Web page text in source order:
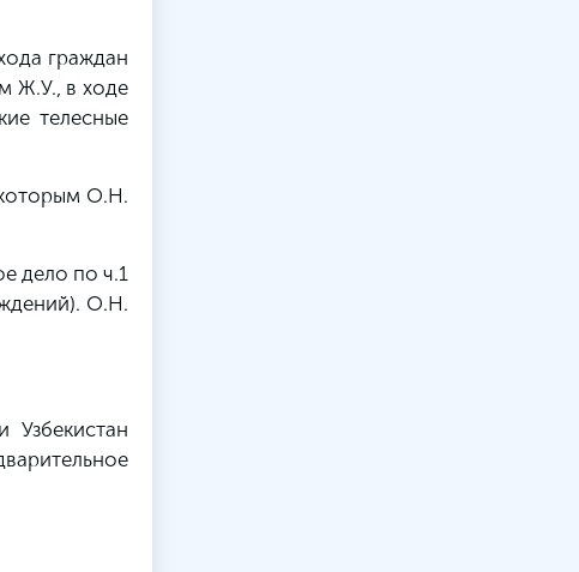
граждан
Ж.У., в ходе
телесные
О.Н.
дело по ч.1
О.Н.